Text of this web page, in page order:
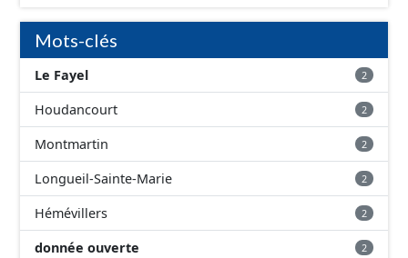
Mots-clés
Le Fayel 2
Houdancourt 2
Montmartin 2
Longueil-Sainte-Marie 2
Hémévillers 2
donnée ouverte 2